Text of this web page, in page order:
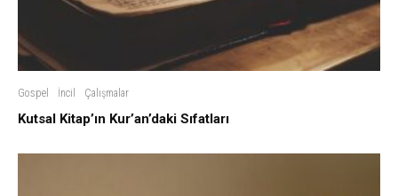
Gospel İncil Çalışmalar
Kutsal Kitap’ın Kur’an’daki Sıfatları